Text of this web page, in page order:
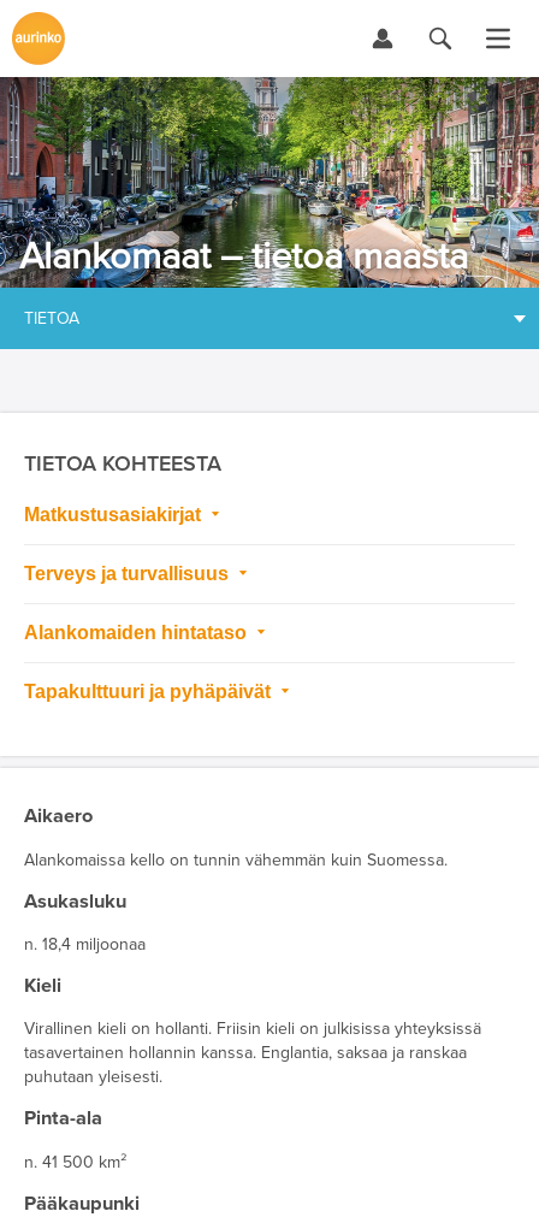
Alankomaat – tietoa maasta
TIETOA
TIETOA KOHTEESTA
Matkustusasiakirjat
Terveys ja turvallisuus
Alankomaiden hintataso
Tapakulttuuri ja pyhäpäivät
Aikaero
Alankomaissa kello on tunnin vähemmän kuin Suomessa.
Asukasluku
n. 18,4 miljoonaa
Kieli
Virallinen kieli on hollanti. Friisin kieli on julkisissa yhteyksissä
tasavertainen hollannin kanssa. Englantia, saksaa ja ranskaa
puhutaan yleisesti.
Pinta-ala
n. 41 500 km²
Pääkaupunki